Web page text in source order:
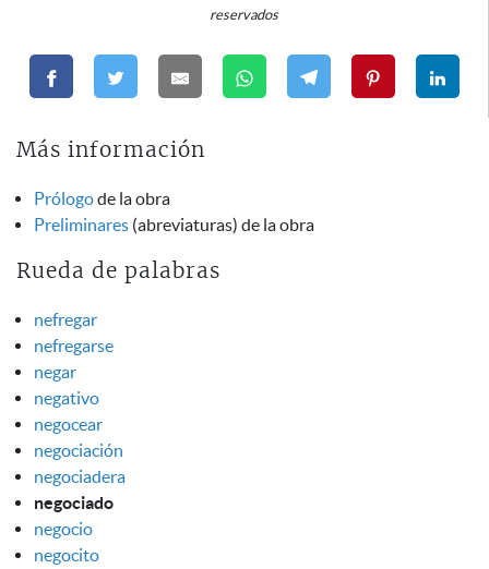
reservados
Más información
Prólogode la obra
Preliminares (abreviaturas) de la obra
Rueda de palabras
nefregar
nefregarse
negar
negativo
negocear
negociación
negociadera
negociado
negocio
negocito